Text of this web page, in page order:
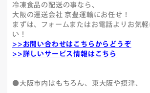
冷凍食品の配送の事なら、
大阪の運送会社 京豊運輸にお任せ！
まずは、フォームまたはお電話よりお気
い！
>>お問い合わせはこちらからどうぞ
>>詳しいサービス情報はこちら
●大阪市内はもちろん、東大阪や摂津、